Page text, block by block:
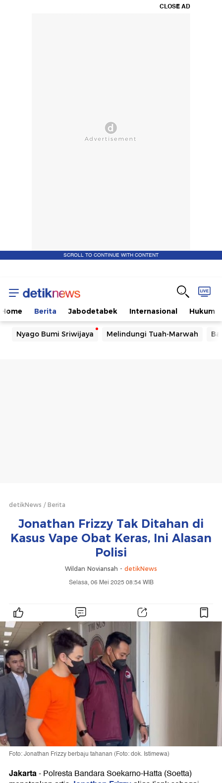
CLOSE AD
SCROLL TO CONTINUE WITH CONTENT
Home Berita Jabodetabek Internasional Hukum
Nyago Bumi Sriwijaya Melindungi Tuah-Marwah
detikNews Berita
Jonathan Frizzy Tak Ditahan di
Kasus Vape Obat Keras, Ini Alasan
Polisi
Wildan Noviansah - detikNews
Selasa, 06 Mei 2025 08:54 WIB
Foto: Jonathan Frizzy berbaju tahanan (Foto: dok. Istimewa)
Jakarta-Polresta Bandara Soekarno-Hatta (Soetta)